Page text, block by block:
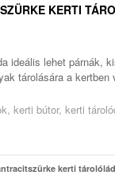
KERTI
ideális lehet párnák,
tárolására a kertben
kerti bútor, kerti
kerti